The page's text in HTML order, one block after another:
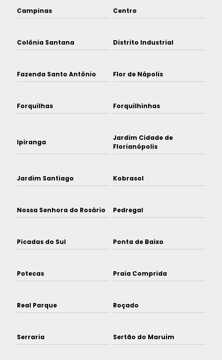
Campinas Centro
Colônia Santana Distrito Industrial
Fazenda Santo Antônio Flor de Nápolis
Forquilhas Forquilhinhas
Ipiranga
Jardim Cidade de
Florianópolis
Jardim Santiago Kobrasol
Nossa Senhora do Rosário Pedregal
Picadas do Sul Ponta de Baixo
Potecas Praia Comprida
Real Parque Roçado
Serraria Sertão do Maruim